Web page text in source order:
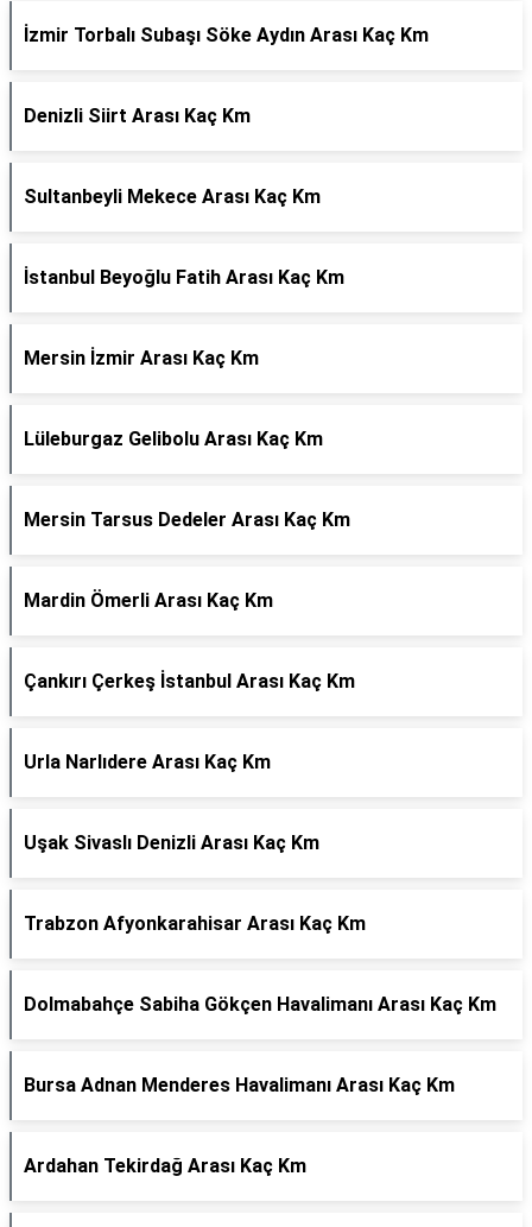
İzmir Torbalı Subaşı Söke Aydın Arası Kaç Km
Denizli Siirt Arası Kaç Km
Sultanbeyli Mekece Arası Kaç Km
İstanbul Beyoğlu Fatih Arası Kaç Km
Mersin İzmir Arası Kaç Km
Lüleburgaz Gelibolu Arası Kaç Km
Mersin Tarsus Dedeler Arası Kaç Km
Mardin Ömerli Arası Kaç Km
Çankırı Çerkeş İstanbul Arası Kaç Km
Urla Narlıdere Arası Kaç Km
Uşak Sivaslı Denizli Arası Kaç Km
Trabzon Afyonkarahisar Arası Kaç Km
Dolmabahçe Sabiha Gökçen Havalimanı Arası Kaç Km
Bursa Adnan Menderes Havalimanı Arası Kaç Km
Ardahan Tekirdağ Arası Kaç Km